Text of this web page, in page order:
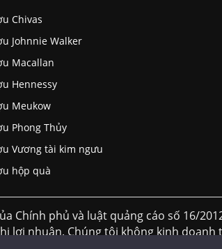
Chivas
Johnnie Walker
Macallan
Hennessy
Meukow
Phong Thủy
Vương tài kim ngưu
hộp quà
Chính phủ và luật quảng cáo số 16/
lơi nhuận. Chúng tôi không kinh